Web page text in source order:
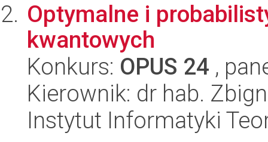
Optymalne i
kwantowych
Konkurs: OPUS 24 ,
Kierownik: dr hab.
Instytut Informatyki